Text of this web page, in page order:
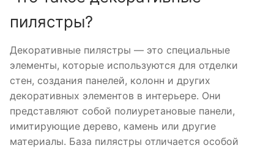
пилястры?
Декоративные пилястры — это специальные
элементы, которые используются для отделки
стен, создания панелей, колонн и других
декоративных элементов в интерьере. Они
представляют собой полиуретановые панели,
имитирующие дерево, камень или другие
материалы. База пилястры отличается особой